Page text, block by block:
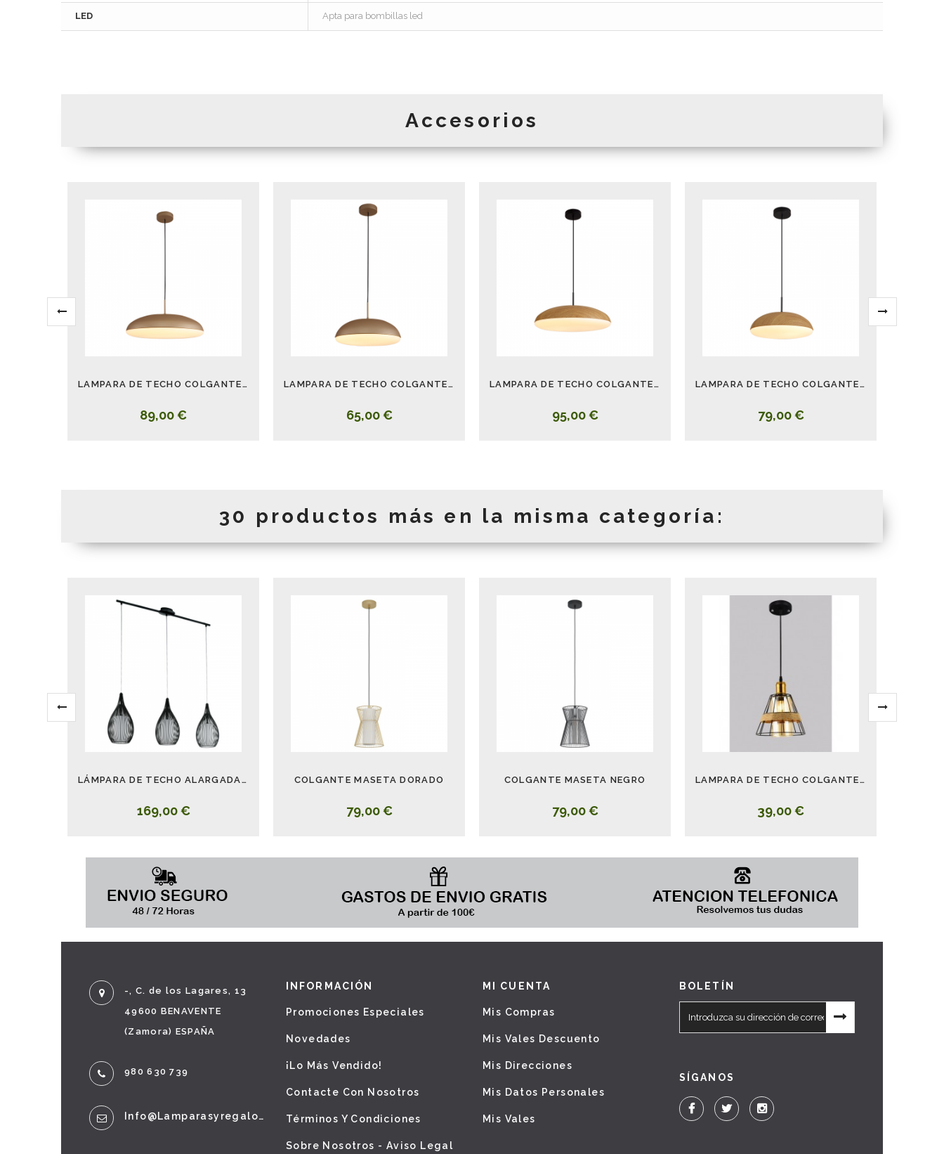
LED Apta para bombillas led
Accesorios
LAMPARA DE TECHO COLGANTE KAZZ ORO GRANDE 50 CM
89,00 €
LAMPARA DE TECHO COLGANTE KAZZ ORO PEQUEÑO 38 CM
65,00 €
LAMPARA DE TECHO COLGANTE KAZZ MADERA GRANDE 50 CM
95,00 €
LAMPARA DE TECHO COLGANTE KAZZ MADERA PEQUEÑO 38 CM
79,00 €
30 productos más en la misma categoría:
LÁMPARA DE TECHO ALARGADA 3 LUCES RAZONI NEGRO
169,00 €
COLGANTE MASETA DORADO
79,00 €
COLGANTE MASETA NEGRO
79,00 €
LAMPARA DE TECHO COLGANTE CAMPANA METAL CUERDA
39,00 €
-, C. de los Lagares, 13
49600 BENAVENTE
(Zamora) ESPAÑA
980 630 739
Info@lamparasyregalos.es
INFORMACIÓN
Promociones Especiales
Novedades
¡Lo Más Vendido!
Contacte Con Nosotros
Términos Y Condiciones
Sobre Nosotros - Aviso Legal
MI CUENTA
Mis Compras
Mis Vales Descuento
Mis Direcciones
Mis Datos Personales
Mis Vales
BOLETÍN
SÍGANOS